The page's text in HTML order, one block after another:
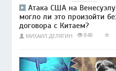
Атака США на
могло ли это произойти
договора с Китаем?
МИХАИЛ ДЕЛЯГИН 848